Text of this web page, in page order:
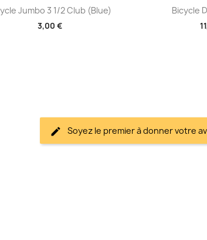
Aperçu rapide
Jumbo 3 1/2 Club (Blue)
3,00 €

Bicycle
Soyez le premier à donner votre